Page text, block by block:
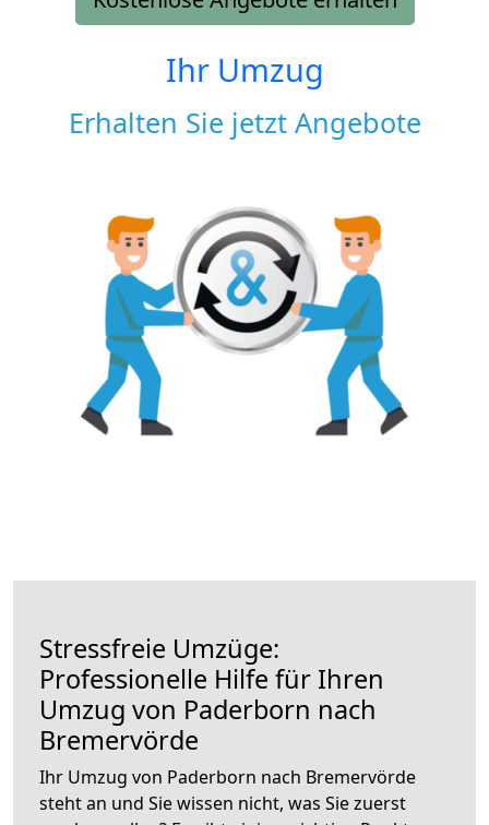
Ihr Umzug
Erhalten Sie jetzt Angebote
Stressfreie Umzüge:
Professionelle Hilfe für Ihren
Umzug von Paderborn nach
Bremervörde
Ihr Umzug von Paderborn nach Bremervörde
steht an und Sie wissen nicht, was Sie zuerst